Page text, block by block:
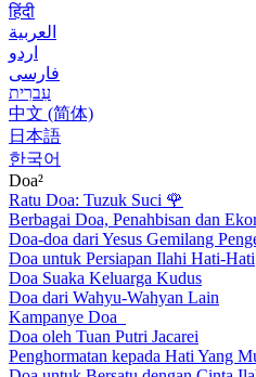
हिंदी
العربية
اردو
فارسی
עִברִית
中文 (简体)
日本語
한국어
Doa²
Ratu Doa: Tuzuk Suci 🌹
Berbagai Doa, Penahbisan dan
Doa-doa dari Yesus Gemilang
Doa untuk Persiapan Ilahi Hati-Hati
Doa Suaka Keluarga Kudus
Doa dari Wahyu-Wahyan Lain
Kampanye Doa
Doa oleh Tuan Putri Jacarei
Penghormatan kepada Hati Yang